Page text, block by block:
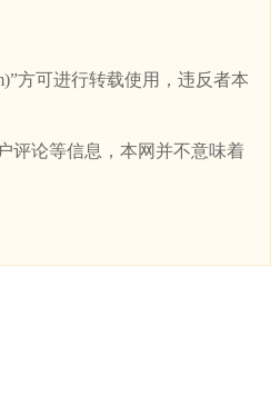
方可进行转载使用，违反者本
评论等信息，本网并不意味着